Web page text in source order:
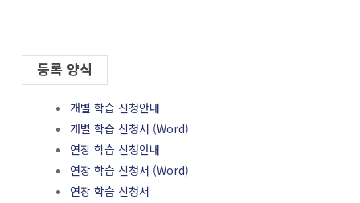
등록 양식
개별 학습 신청안내
개별 학습 신청서 (Word)
연장 학습 신청안내
연장 학습 신청서 (Word)
연장 학습 신청서